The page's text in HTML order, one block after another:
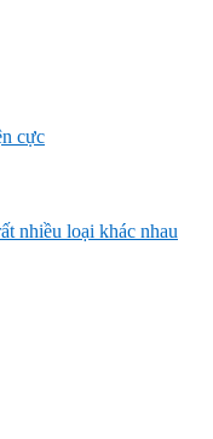
nhiều loại khác nhau